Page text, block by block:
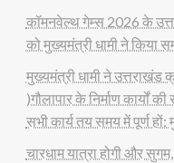
कॉमनवेल्थ गेम्स 2026 के
को मुख्यमंत्री धामी ने किया
मुख्यमंत्री धामी ने उत्तराखंड
)गौलापार के निर्माण कार्यों
सभी कार्य तय समय में पूर्ण हों:
चारधाम यात्रा होगी और